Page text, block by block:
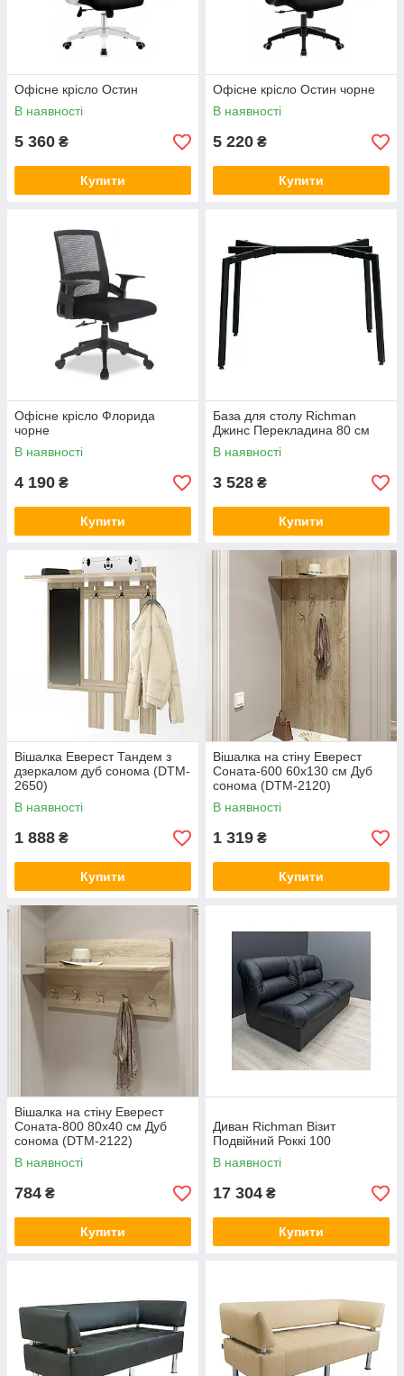
Oфісне крісло Остин
В наявності
5 360 ₴
Купити
Oфісне крісло Остин чорне
В наявності
5 220 ₴
Купити
Oфісне крісло Флорида
чорне
В наявності
4 190 ₴
Купити
База для столу Richman
Джинс Перекладина 80 см
В наявності
3 528 ₴
Купити
Вішалка Еверест Тандем з
дзеркалом дуб сонома (DTM-
2650)
В наявності
1 888 ₴
Купити
Вішалка на стіну Еверест
Соната-600 60х130 см Дуб
сонома (DTM-2120)
В наявності
1 319 ₴
Купити
Вішалка на стіну Еверест
Соната-800 80х40 см Дуб
сонома (DTM-2122)
В наявності
784 ₴
Купити
Диван Richman Візит
Подвійний Роккі 100
В наявності
17 304 ₴
Купити